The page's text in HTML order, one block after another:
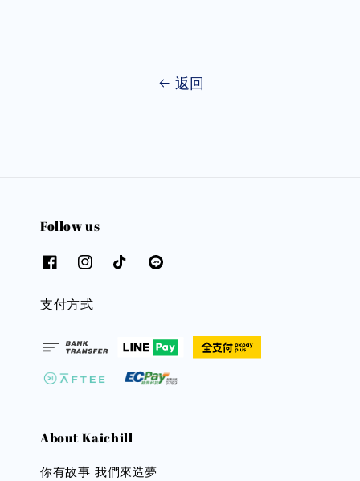
返回
Follow us
支付方式
About Kaichill
你有故事 我們來造夢